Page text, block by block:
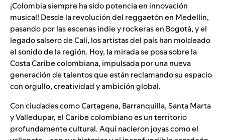
¡Colombia siempre ha sido potencia en innovación
musical! Desde larevolución del reggaetónen Medellín,
pasando por las escenas indie y rockeras en Bogotá, y el
legado salsero de Cali, los artistas del país han moldeado
el sonido de la región. Hoy, la mirada se posa sobre la
Costa Caribe colombiana, impulsada por una nueva
generación de talentos que están reclamando su espacio
con orgullo, creatividad y ambición global.
Con ciudades como Cartagena, Barranquilla, Santa Marta
y Valledupar, el Caribe colombiano es un territorio
profundamente cultural. Aquí nacieron joyas como el